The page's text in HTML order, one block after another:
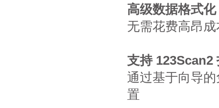
高级数据格式化
无需花费高昂
支持 123Scan2
通过基于向导
置